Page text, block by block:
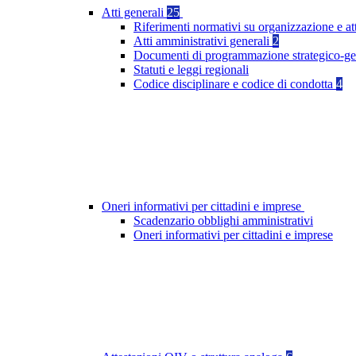
Atti generali 25
Riferimenti normativi su organizzazione e
Atti amministrativi generali 2
Documenti di programmazione strategico-
Statuti e leggi regionali
Codice disciplinare e codice di condotta 4
Oneri informativi per cittadini e imprese
Scadenzario obblighi amministrativi
Oneri informativi per cittadini e imprese